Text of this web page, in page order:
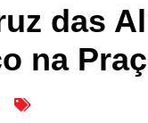
das
na